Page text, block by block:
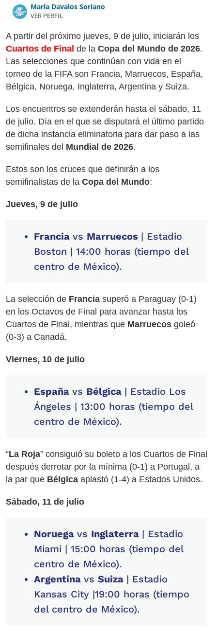
Maria Davalos Soriano
VER PERFIL
A partir del próximo jueves, 9 de julio, iniciarán los
Cuartos de Final de la Copa del Mundo de 2026.
Las selecciones que continúan con vida en el
torneo de la FIFA son Francia, Marruecos, España,
Bélgica, Noruega, Inglaterra, Argentina y Suiza.
Los encuentros se extenderán hasta el sábado, 11
de julio. Día en el que se disputará el último partido
de dicha instancia eliminatoria para dar paso a las
semifinales del Mundial de 2026.
Estos son los cruces que definirán a los
semifinalistas de la Copa del Mundo:
Jueves, 9 de julio
Francia vs Marruecos | Estadio
Boston | 14:00 horas (tiempo del
centro de México).
La selección de Francia superó a Paraguay (0-1)
en los Octavos de Final para avanzar hasta los
Cuartos de Final, mientras que Marruecos goleó
(0-3) a Canadá.
Viernes, 10 de julio
España vs Bélgica | Estadio Los
Ángeles | 13:00 horas (tiempo del
centro de México).
“La Roja” consiguió su boleto a los Cuartos de Final
después derrotar por la mínima (0-1) a Portugal, a
la par que Bélgica aplastó (1-4) a Estados Unidos.
Sábado, 11 de julio
Noruega vs Inglaterra | Estadio
Miami | 15:00 horas (tiempo del
centro de México).
Argentina vs Suiza | Estadio
Kansas City |19:00 horas (tiempo
del centro de México).